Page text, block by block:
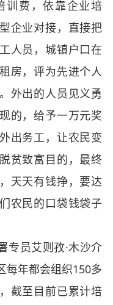
训费，依靠企业培
企业对接，直接把
人员，城镇户口在
房，评为先进个人
外出的人员见义勇
的，给予一万元奖
出务工，让农民变
贫致富目的，最终
天天有钱挣，要达
农民的口袋钱袋子
员艾则孜·木沙介
每年都会组织150多
截至目前已累计培